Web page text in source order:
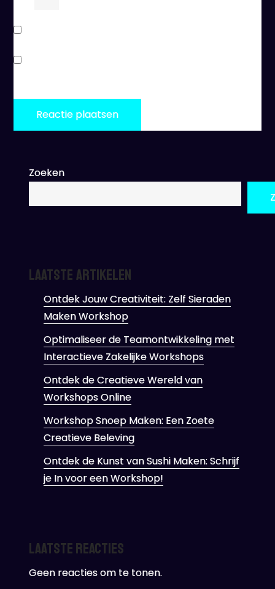
Zoeken
Laatste artikelen
Ontdek Jouw Creativiteit: Zelf Sieraden
Maken Workshop
Optimaliseer de Teamontwikkeling met
Interactieve Zakelijke Workshops
Ontdek de Creatieve Wereld van
Workshops Online
Workshop Snoep Maken: Een Zoete
Creatieve Beleving
Ontdek de Kunst van Sushi Maken: Schrijf
je In voor een Workshop!
Laatste reacties
Geen reacties om te tonen.